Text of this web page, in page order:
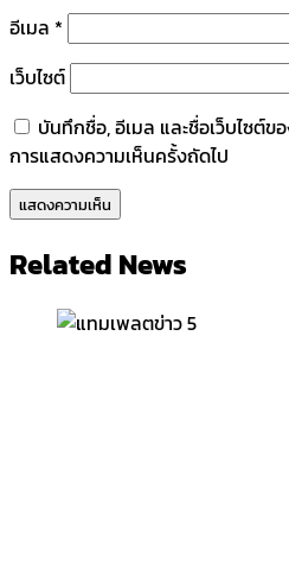
อีเมล *
เว็บไซต์
บันทึกชื่อ, อีเมล และชื่อเว็บไซต์ข
การแสดงความเห็นครั้งถัดไป
Related News